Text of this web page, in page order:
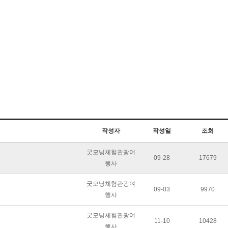
작성자 작성일 조회
굿모닝체험관광여
행사
09-28 17679
굿모닝체험관광여
행사
09-03 9970
굿모닝체험관광여
11-10 10428